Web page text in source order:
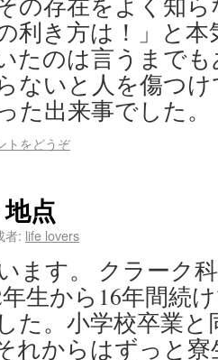
利き方は！」と
たのは言うまで
ないと人を傷つ
た出来事でした。
トをどうぞ
点
者: life lovers
ます。 クラーク
生から16年間続
た。小学校卒業
れからはずっと